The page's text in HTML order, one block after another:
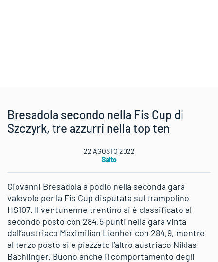
Bresadola secondo nella Fis Cup di
Szczyrk, tre azzurri nella top ten
22 AGOSTO 2022
Salto
Giovanni Bresadola a podio nella seconda gara
valevole per la Fis Cup disputata sul trampolino
HS107. Il ventunenne trentino si è classificato al
secondo posto con 284,5 punti nella gara vinta
dall’austriaco Maximilian Lienher con 284,9, mentre
al terzo posto si è piazzato l’altro austriaco Niklas
Bachlinger. Buono anche il comportamento degli